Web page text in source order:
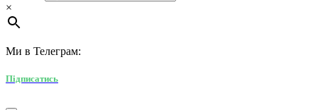
×
Ми в Телеграм:
Підписатись